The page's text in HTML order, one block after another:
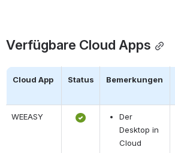
Verfügbare Cloud Apps
Cloud App Status Bemerkungen
WEEASY
Der
Desktop in
Cloud